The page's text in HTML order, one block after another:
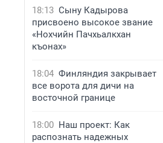
18:13 Сыну Кадырова
присвоено высокое звание
«Нохчийн Пачхьалкхан
къонах»
18:04 Финляндия закрывает
все ворота для дичи на
восточной границе
18:00 Наш проект: Как
распознать надежных